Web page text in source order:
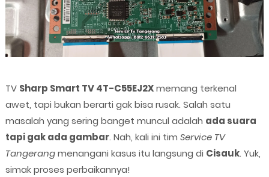
TV Sharp Smart TV 4T-C55EJ2Xmemang terkenal
awet, tapi bukan berarti gak bisa rusak. Salah satu
masalah yang sering banget muncul adalah ada suara
tapi gak ada gambar. Nah, kali ini tim Service TV
Tangerangmenangani kasus itu langsung di Cisauk. Yuk,
simak proses perbaikannya!